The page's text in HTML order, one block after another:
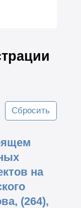
Сбросить
на
(264),